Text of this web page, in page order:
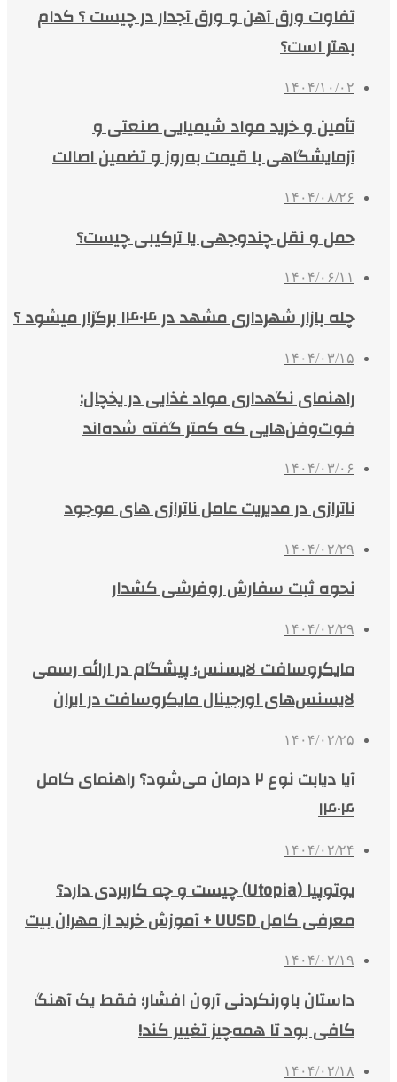
تفاوت ورق آهن و ورق آجدار در چیست ؟ کدام
بهتر است؟
۱۴۰۴/۱۰/۰۲
تأمین و خرید مواد شیمیایی صنعتی و
آزمایشگاهی با قیمت به‌روز و تضمین اصالت
۱۴۰۴/۰۸/۲۶
حمل و نقل چندوجهی یا ترکیبی چیست؟
۱۴۰۴/۰۶/۱۱
چله بازار شهرداری مشهد در ۱۴۰۴ برگزار میشود ؟
۱۴۰۴/۰۳/۱۵
راهنمای نگهداری مواد غذایی در یخچال:
فوت‌وفن‌هایی که کمتر گفته شده‌اند
۱۴۰۴/۰۳/۰۶
ناترازی در مدیریت عامل ناترازی های موجود
۱۴۰۴/۰۲/۲۹
نحوه ثبت سفارش روفرشی کشدار
۱۴۰۴/۰۲/۲۹
مایکروسافت لایسنس؛ پیشگام در ارائه رسمی
لایسنس‌های اورجینال مایکروسافت در ایران
۱۴۰۴/۰۲/۲۵
آیا دیابت نوع ۲ درمان می‌شود؟ راهنمای کامل
۱۴۰۴
۱۴۰۴/۰۲/۲۴
یوتوپیا (Utopia) چیست و چه کاربردی دارد؟
معرفی کامل UUSD + آموزش خرید از مهران بیت
۱۴۰۴/۰۲/۱۹
داستان باورنکردنی آرون افشار؛ فقط یک آهنگ
کافی بود تا همه‌چیز تغییر کند!
۱۴۰۴/۰۲/۱۸